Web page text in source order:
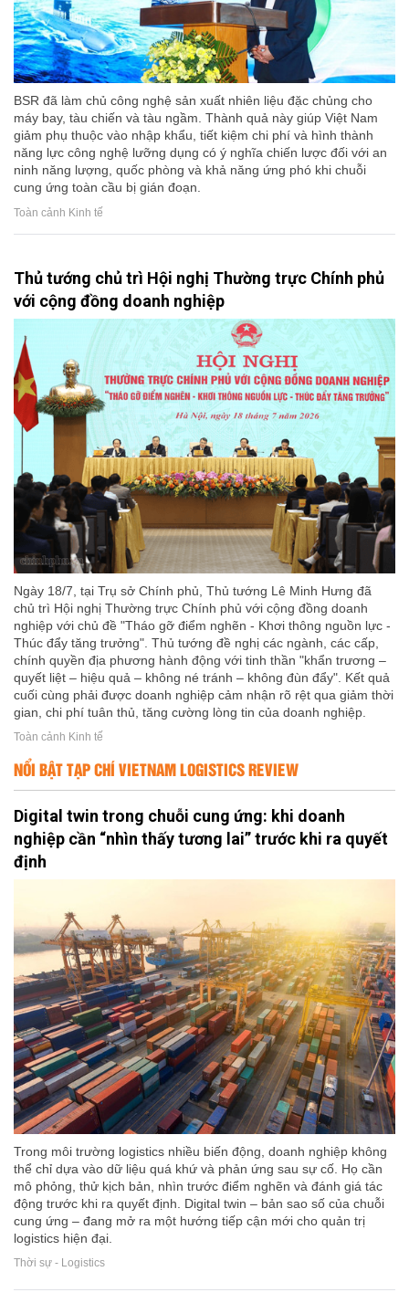
BSR đã làm chủ công nghệ sản xuất nhiên liệu đặc chủng cho
máy bay, tàu chiến và tàu ngầm. Thành quả này giúp Việt Nam
giảm phụ thuộc vào nhập khẩu, tiết kiệm chi phí và hình thành
năng lực công nghệ lưỡng dụng có ý nghĩa chiến lược đối với an
ninh năng lượng, quốc phòng và khả năng ứng phó khi chuỗi
cung ứng toàn cầu bị gián đoạn.
Toàn cảnh Kinh tế
Thủ tướng chủ trì Hội nghị Thường trực Chính phủ
với cộng đồng doanh nghiệp
Ngày 18/7, tại Trụ sở Chính phủ, Thủ tướng Lê Minh Hưng đã
chủ trì Hội nghị Thường trực Chính phủ với cộng đồng doanh
nghiệp với chủ đề "Tháo gỡ điểm nghẽn - Khơi thông nguồn lực -
Thúc đẩy tăng trưởng". Thủ tướng đề nghị các ngành, các cấp,
chính quyền địa phương hành động với tinh thần "khẩn trương –
quyết liệt – hiệu quả – không né tránh – không đùn đẩy". Kết quả
cuối cùng phải được doanh nghiệp cảm nhận rõ rệt qua giảm thời
gian, chi phí tuân thủ, tăng cường lòng tin của doanh nghiệp.
Toàn cảnh Kinh tế
NỔI BẬT TẠP CHÍ VIETNAM LOGISTICS REVIEW
Digital twin trong chuỗi cung ứng: khi doanh
nghiệp cần “nhìn thấy tương lai” trước khi ra quyết
định
Trong môi trường logistics nhiều biến động, doanh nghiệp không
thể chỉ dựa vào dữ liệu quá khứ và phản ứng sau sự cố. Họ cần
mô phỏng, thử kịch bản, nhìn trước điểm nghẽn và đánh giá tác
động trước khi ra quyết định. Digital twin – bản sao số của chuỗi
cung ứng – đang mở ra một hướng tiếp cận mới cho quản trị
logistics hiện đại.
Thời sự - Logistics